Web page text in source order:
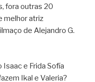
fora outras 20
melhor atriz
de Alejandro G.
e Frida Sofía
Ikal e Valeria?